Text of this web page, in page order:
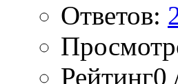
Ответов:
Рейтинг0